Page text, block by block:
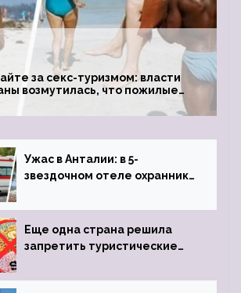
за секс-туризмом: власти
возмутилась, что пожилые
едут к ним, чтобы
молодыми любовниками
Ужас в Анталии: в 5-
звездочном отеле охранник
пистолета
Еще одна страна решила
запретить туристические